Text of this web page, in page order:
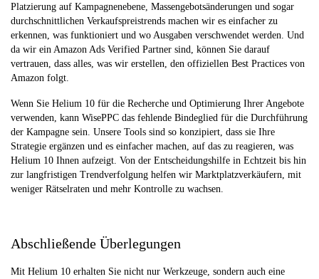
Platzierung auf Kampagnenebene, Massengebotsänderungen und sogar
durchschnittlichen Verkaufspreistrends machen wir es einfacher zu
erkennen, was funktioniert und wo Ausgaben verschwendet werden. Und
da wir ein Amazon Ads Verified Partner sind, können Sie darauf
vertrauen, dass alles, was wir erstellen, den offiziellen Best Practices von
Amazon folgt.
Wenn Sie Helium 10 für die Recherche und Optimierung Ihrer Angebote
verwenden, kann WisePPC das fehlende Bindeglied für die Durchführung
der Kampagne sein. Unsere Tools sind so konzipiert, dass sie Ihre
Strategie ergänzen und es einfacher machen, auf das zu reagieren, was
Helium 10 Ihnen aufzeigt. Von der Entscheidungshilfe in Echtzeit bis hin
zur langfristigen Trendverfolgung helfen wir Marktplatzverkäufern, mit
weniger Rätselraten und mehr Kontrolle zu wachsen.
Abschließende Überlegungen
Mit Helium 10 erhalten Sie nicht nur Werkzeuge, sondern auch eine